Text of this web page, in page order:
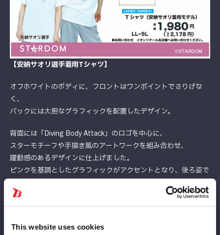
This website uses cookies
【安納サオリ選手着用Tシャツ】
オフホワイトのボディに、フロントはワンポイントでさりげな
く、
バックには大胆なグラフィックを配置したデザイン。
背面には「Diving Body Attack」のロゴを中心に、
スターモチーフや手描き風のアートワークを組み合わせ、
躍動感のあるデザインに仕上げました。
ピンクを基調としたグラフィックがアクセントとなり、後ろ姿で
も存在感を演出します。
■カラー：オフホワイト
■価格／本体価格：1,980円（税込 2,178円）